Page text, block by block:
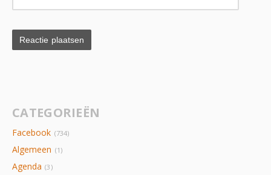
CATEGORIEËN
Facebook (734)
Algemeen (1)
Agenda (3)